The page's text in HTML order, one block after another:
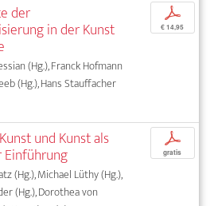
der
in der Kunst
(Hg.), Franck Hofmann
(Hg.), Hans Stauffacher
p
€ 14,95
und Kunst als
Einführung
(Hg.), Michael Lüthy (Hg.),
(Hg.), Dorothea von
p
gratis